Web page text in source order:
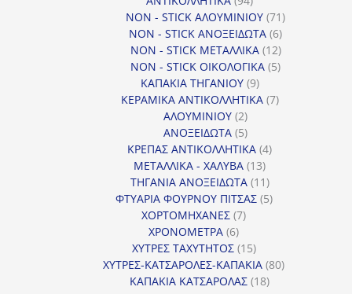
προϊόντα
NON - STICK ΑΛΟΥΜΙΝΙΟΥ 7171
προϊόντα
NON - STICK ΑΝΟΞΕΙΔΩΤΑ 66
προϊόντα
NON - STICK ΜΕΤΑΛΛΙΚΑ 1212
προϊόντα
NON - STICK ΟΙΚΟΛΟΓΙΚΑ 55
ΚΑΠΑΚΙΑ ΤΗΓΑΝΙΟΥ 99
προϊόντα
ΚΕΡΑΜΙΚΑ ΑΝΤΙΚΟΛΛΗΤΙΚΑ 77
ΑΛΟΥΜΙΝΙΟΥ 22
προϊόντα
ΑΝΟΞΕΙΔΩΤΑ 55
προϊόντα
ΚΡΕΠΑΣ ΑΝΤΙΚΟΛΛΗΤΙΚΑ 44
ΜΕΤΑΛΛΙΚΑ - ΧΑΛΥΒΑ 1313
προϊόντα
ΤΗΓΑΝΙΑ ΑΝΟΞΕΙΔΩΤΑ 1111
προϊόντα
ΦΤΥΑΡΙΑ ΦΟΥΡΝΟΥ ΠΙΤΣΑΣ 55
ΧΟΡΤΟΜΗΧΑΝΕΣ 77
ΧΡΟΝΟΜΕΤΡΑ 66
προϊόντα
ΧΥΤΡΕΣ ΤΑΧΥΤΗΤΟΣ 1515
προϊόντα
ΧΥΤΡΕΣ-ΚΑΤΣΑΡΟΛΕΣ-ΚΑΠΑΚΙΑ 8080
ΚΑΠΑΚΙΑ ΚΑΤΣΑΡΟΛΑΣ 1818